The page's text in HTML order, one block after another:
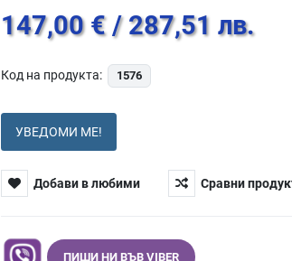
147,00 € / 287,51 лв.
Код на продукта: 1576
УВЕДОМИ МЕ!
Добави в любими Сравни
ПИШИ НИ ВЪВ VIBER